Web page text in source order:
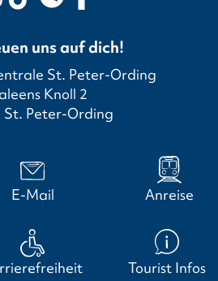
uns auf dich!
St. Peter-Ording
Knoll 2
St. Peter-Ording
E-Mail Anreise
Tourist Infos